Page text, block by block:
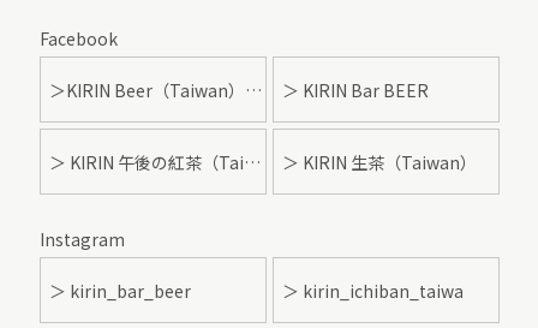
Facebook
＞KIRIN Beer（Taiwan）- 麒麟啤酒 ＞ KIRIN Bar BEER
＞ KIRIN 午後の紅茶（Taiwan） ＞ KIRIN 生茶（Taiwan）
Instagram
＞ kirin_bar_beer ＞ kirin_ichiban_taiwa